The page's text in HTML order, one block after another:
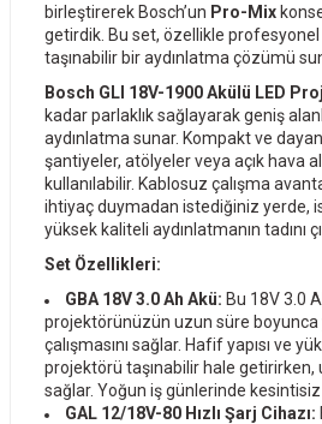
birleştirerek Bosch’un Pro-Mix
getirdik. Bu set, özellikle profesyonel
taşınabilir bir aydınlatma çözümü
Bosch GLI 18V-1900 Akülü LED
kadar parlaklık sağlayarak geniş
aydınlatma sunar. Kompakt ve
şantiyeler, atölyeler veya açık hava
kullanılabilir. Kablosuz çalışma
ihtiyaç duymadan istediğiniz yerde,
yüksek kaliteli aydınlatmanın tadını
Set Özellikleri:
GBA 18V 3.0 Ah Akü: Bu 18V 3.0
projektörünüzün uzun süre
çalışmasını sağlar. Hafif yapısı ve
projektörü taşınabilir hale getirirken,
sağlar. Yoğun iş günlerinde kesintisiz
GAL 12/18V-80 Hızlı Şarj Cihazı: